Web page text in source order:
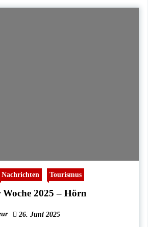
Nachrichten Tourismus
2025 – Hörn
26. Juni 2025